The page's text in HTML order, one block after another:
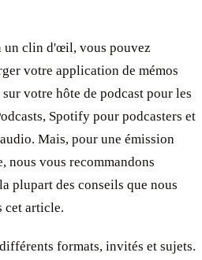
un clin d'œil, vous pouvez
votre application de mémos
votre hôte de podcast pour les
Spotify pour podcasters et
Mais, pour une émission
nous vous recommandons
plupart des conseils que nous
cet article.
formats, invités et sujets.